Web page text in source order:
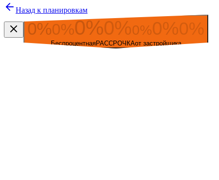
Назад к планировкам
0%0%0%0%0%0%0%
БеспроцентнаяРАССРОЧКАот застройщика